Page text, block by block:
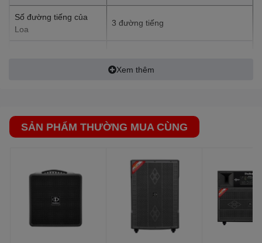
Số đường tiếng của
Loa
3 đường tiếng
16cm
Kết nối tín hiệu không
dây
Bluetooth 5.0
Bank tần UHF
Cổng Micro có dây Jack 6.5 li x 2
Xem thêm
SẢN PHẨM THƯỜNG MUA CÙNG